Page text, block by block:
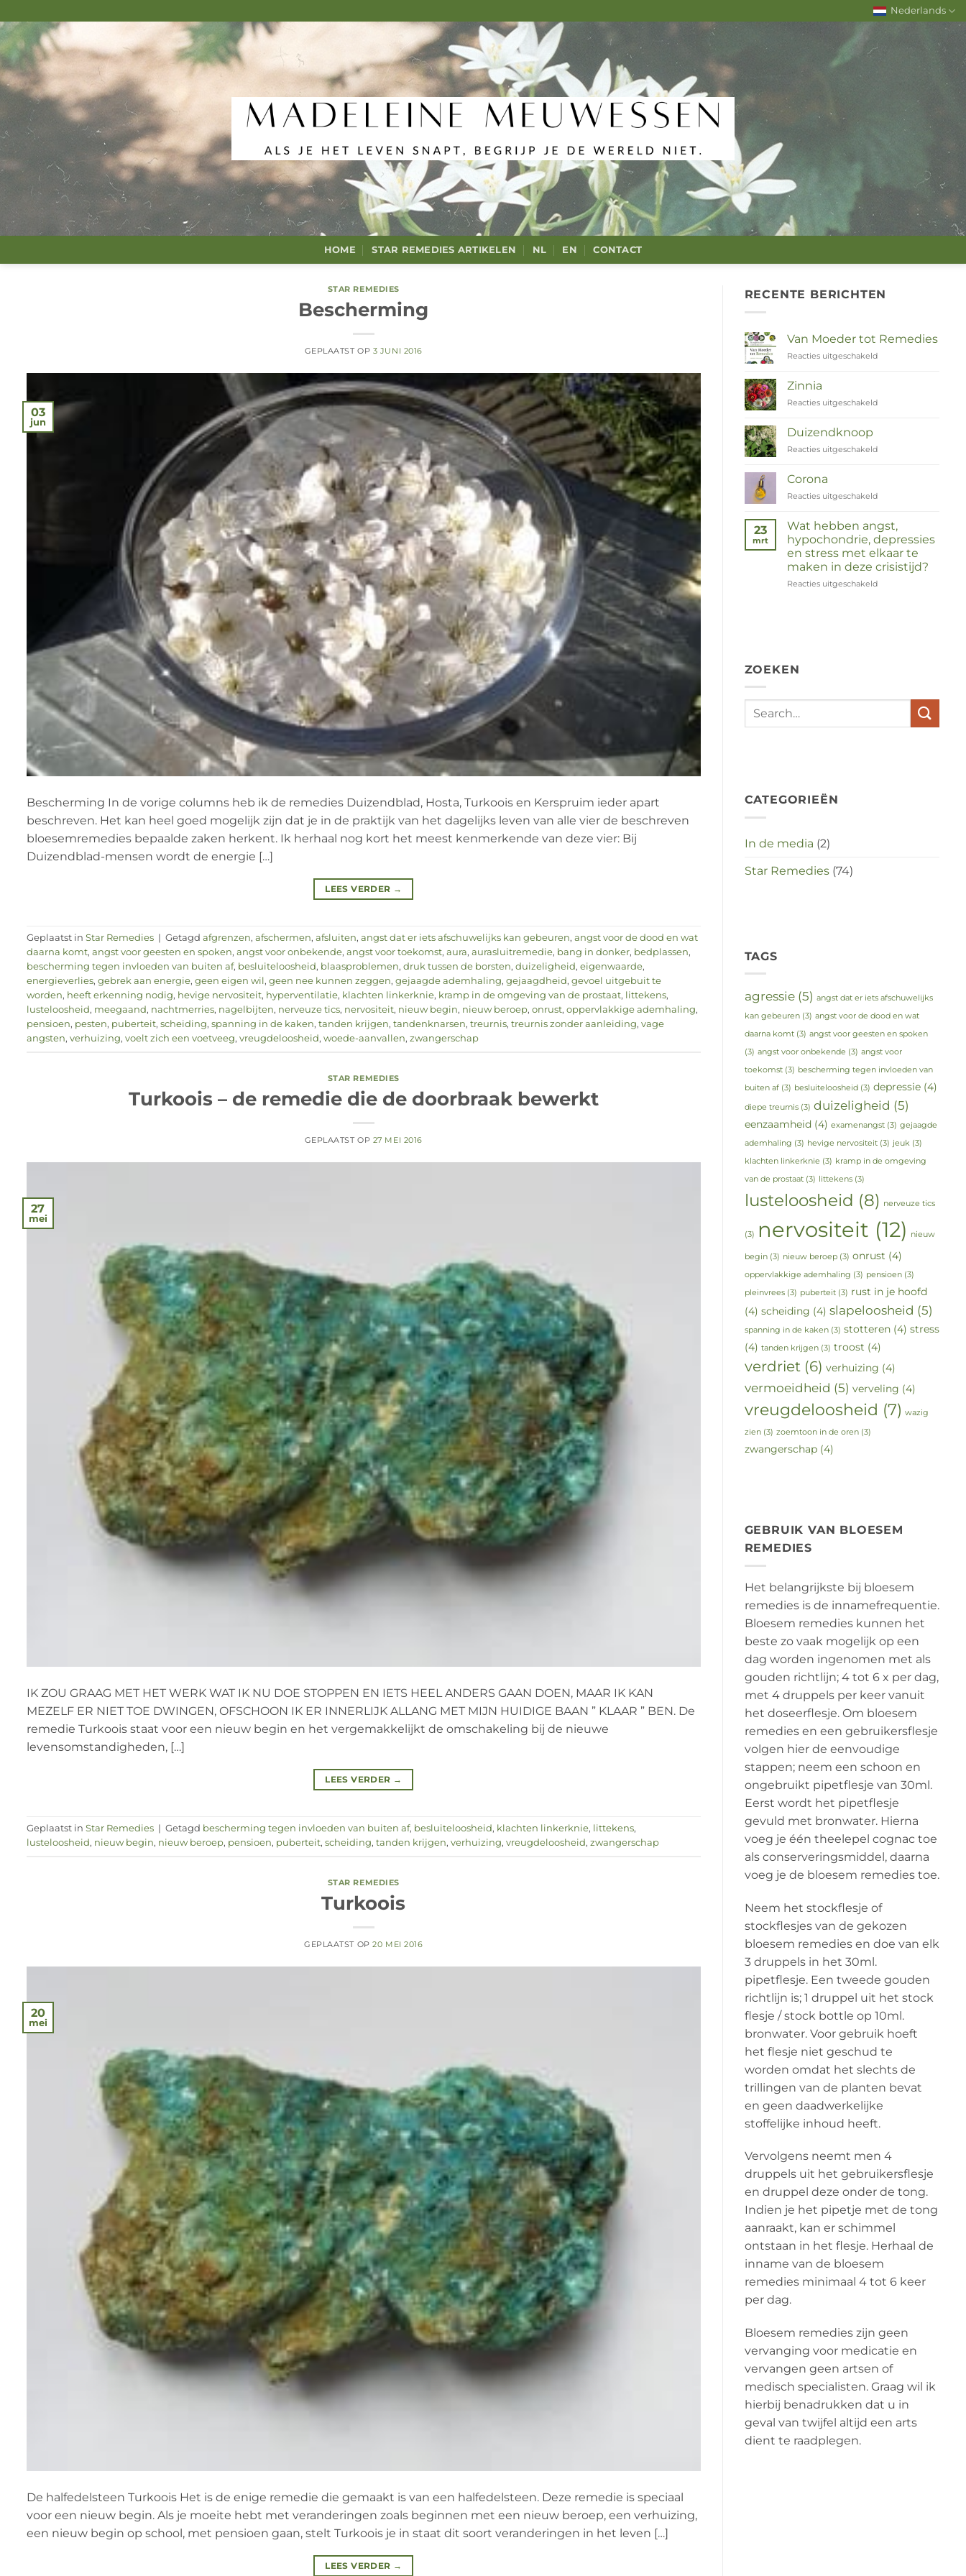
naar
inhoud
Nederlands
HOME STAR REMEDIES ARTIKELEN NL EN CONTACT
STAR REMEDIES
Bescherming
GEPLAATST OP 3 JUNI 2016
03
jun
Bescherming In de vorige columns heb ik de remedies Duizendblad, Hosta, Turkoois en Kerspruim ieder apart
beschreven. Het kan heel goed mogelijk zijn dat je in de praktijk van het dagelijks leven van alle vier de beschreven
bloesemremedies bepaalde zaken herkent. Ik herhaal nog kort het meest kenmerkende van deze vier: Bij
Duizendblad-mensen wordt de energie […]
LEES VERDER →
Geplaatst in Star Remedies | Getagd afgrenzen, afschermen, afsluiten, angst dat er iets afschuwelijks kan gebeuren, angst voor de dood en wat
daarna komt, angst voor geesten en spoken, angst voor onbekende, angst voor toekomst, aura, aurasluitremedie, bang in donker, bedplassen,
bescherming tegen invloeden van buiten af, besluiteloosheid, blaasproblemen, druk tussen de borsten, duizeligheid, eigenwaarde,
energieverlies, gebrek aan energie, geen eigen wil, geen nee kunnen zeggen, gejaagde ademhaling, gejaagdheid, gevoel uitgebuit te
worden, heeft erkenning nodig, hevige nervositeit, hyperventilatie, klachten linkerknie, kramp in de omgeving van de prostaat, littekens,
lusteloosheid, meegaand, nachtmerries, nagelbijten, nerveuze tics, nervositeit, nieuw begin, nieuw beroep, onrust, oppervlakkige ademhaling,
pensioen, pesten, puberteit, scheiding, spanning in de kaken, tanden krijgen, tandenknarsen, treurnis, treurnis zonder aanleiding, vage
angsten, verhuizing, voelt zich een voetveeg, vreugdeloosheid, woede-aanvallen, zwangerschap
STAR REMEDIES
Turkoois – de remedie die de doorbraak bewerkt
GEPLAATST OP 27 MEI 2016
27
mei
IK ZOU GRAAG MET HET WERK WAT IK NU DOE STOPPEN EN IETS HEEL ANDERS GAAN DOEN, MAAR IK KAN
MEZELF ER NIET TOE DWINGEN, OFSCHOON IK ER INNERLIJK ALLANG MET MIJN HUIDIGE BAAN ” KLAAR ” BEN. De
remedie Turkoois staat voor een nieuw begin en het vergemakkelijkt de omschakeling bij de nieuwe
levensomstandigheden, […]
LEES VERDER →
Geplaatst in Star Remedies | Getagd bescherming tegen invloeden van buiten af, besluiteloosheid, klachten linkerknie, littekens,
lusteloosheid, nieuw begin, nieuw beroep, pensioen, puberteit, scheiding, tanden krijgen, verhuizing, vreugdeloosheid, zwangerschap
STAR REMEDIES
Turkoois
GEPLAATST OP20 MEI 2016
20
mei
De halfedelsteen Turkoois Het is de enige remedie die gemaakt is van een halfedelsteen. Deze remedie is speciaal
voor een nieuw begin. Als je moeite hebt met veranderingen zoals beginnen met een nieuw beroep, een verhuizing,
een nieuw begin op school, met pensioen gaan, stelt Turkoois je in staat dit soort veranderingen in het leven […]
LEES VERDER →
RECENTE BERICHTEN
Van Moeder tot Remedies
Reacties uitgeschakeldvoor
Remedies
Zinnia
Reacties uitgeschakeldvoor
Duizendknoop
Reacties uitgeschakeldvoor
Corona
Reacties uitgeschakeldvoor
23
mrt
Wat hebben angst,
hypochondrie, depressies
en stress met elkaar te
maken in deze crisistijd?
Reacties uitgeschakeldvoor
in
ZOEKEN
CATEGORIEËN
In de media (2)
Star Remedies(74)
TAGS
agressie(5) angst dat er iets afschuwelijks
kan gebeuren(3) angst voor de dood en wat
daarna komt(3) angst voor geesten en spoken
(3) angst voor onbekende (3) angst voor
toekomst(3) bescherming tegen invloeden van
buiten af(3) besluiteloosheid (3) depressie(4)
diepe treurnis(3) duizeligheid (5)
eenzaamheid (4) examenangst(3) gejaagde
ademhaling (3) hevige nervositeit(3) jeuk(3)
klachten linkerknie (3) kramp in de omgeving
van de prostaat(3) littekens(3)
lusteloosheid (8) nerveuze tics
(3) nervositeit (12) nieuw
begin(3) nieuw beroep(3) onrust (4)
oppervlakkige ademhaling (3) pensioen(3)
pleinvrees(3) puberteit(3) rust in je hoofd
(4) scheiding (4) slapeloosheid (5)
spanning in de kaken(3) stotteren(4) stress
(4) tanden krijgen(3) troost (4)
verdriet(6) verhuizing (4)
vermoeidheid (5) verveling (4)
vreugdeloosheid (7) wazig
zien(3) zoemtoon in de oren(3)
zwangerschap(4)
GEBRUIK VAN BLOESEM
REMEDIES
Het belangrijkste bij bloesem
remedies is de innamefrequentie.
Bloesem remedies kunnen het
beste zo vaak mogelijk op een
dag worden ingenomen met als
gouden richtlijn; 4 tot 6 x per dag,
met 4 druppels per keer vanuit
het doseerflesje. Om bloesem
remedies en een gebruikersflesje
volgen hier de eenvoudige
stappen; neem een schoon en
ongebruikt pipetflesje van 30ml.
Eerst wordt het pipetflesje
gevuld met bronwater. Hierna
voeg je één theelepel cognac toe
als conserveringsmiddel, daarna
voeg je de bloesem remedies toe.
Neem het stockflesje of
stockflesjes van de gekozen
bloesem remedies en doe van elk
3 druppels in het 30ml.
pipetflesje. Een tweede gouden
richtlijn is; 1 druppel uit het stock
flesje / stock bottle op 10ml.
bronwater. Voor gebruik hoeft
het flesje niet geschud te
worden omdat het slechts de
trillingen van de planten bevat
en geen daadwerkelijke
stoffelijke inhoud heeft.
Vervolgens neemt men 4
druppels uit het gebruikersflesje
en druppel deze onder de tong.
Indien je het pipetje met de tong
aanraakt, kan er schimmel
ontstaan in het flesje. Herhaal de
inname van de bloesem
remedies minimaal 4 tot 6 keer
per dag.
Bloesem remedies zijn geen
vervanging voor medicatie en
vervangen geen artsen of
medisch specialisten. Graag wil ik
hierbij benadrukken dat u in
geval van twijfel altijd een arts
dient te raadplegen.